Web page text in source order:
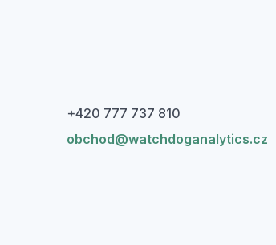
+420 777 737 810
obchod@watchdoganalytics.cz